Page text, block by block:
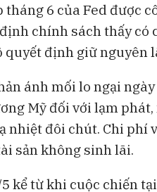
tháng 6 của Fed được
chính sách thấy có
quyết định giữ nguyên
ánh mối lo ngại
Mỹ đối với lạm
nhiệt đôi chút. Chi phí
sản không sinh lãi.
kể từ khi cuộc chiến